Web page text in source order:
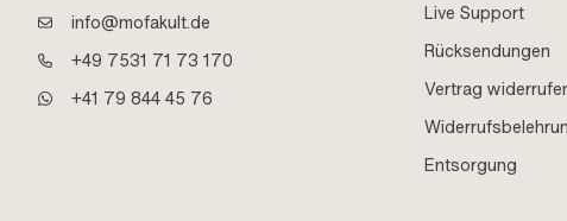
info@mofakult.de
+49 7531 71 73 170
+41 79 844 45 76
Live Support
Rücksendungen
Vertrag
Entsorgung